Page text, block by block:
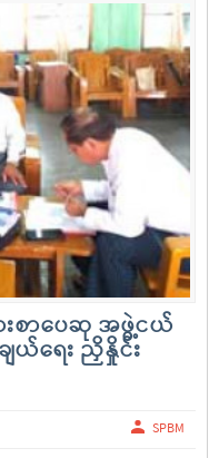
စာပေဆု အဖွဲ့ငယ်
ယ်ရေး ညှိနှိုင်း
SPBM